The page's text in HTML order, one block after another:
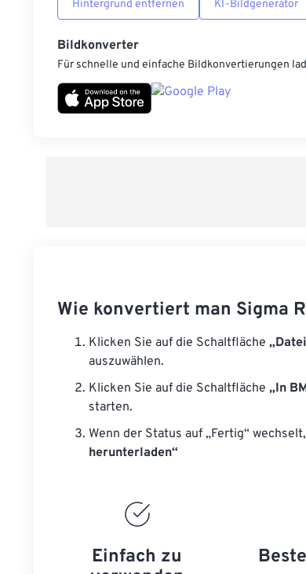
Hintergrund entfernen KI-Bildgenerator
Bildkonverter
Für schnelle und einfache Bildkonvertierungen
Wie konvertiert man Sigma
Klicken Sie auf die Schaltfläche
auszuwählen.
Klicken Sie auf die Schaltfläche „In
starten.
Wenn der Status auf „Fertig“
herunterladen“
Einfach zu